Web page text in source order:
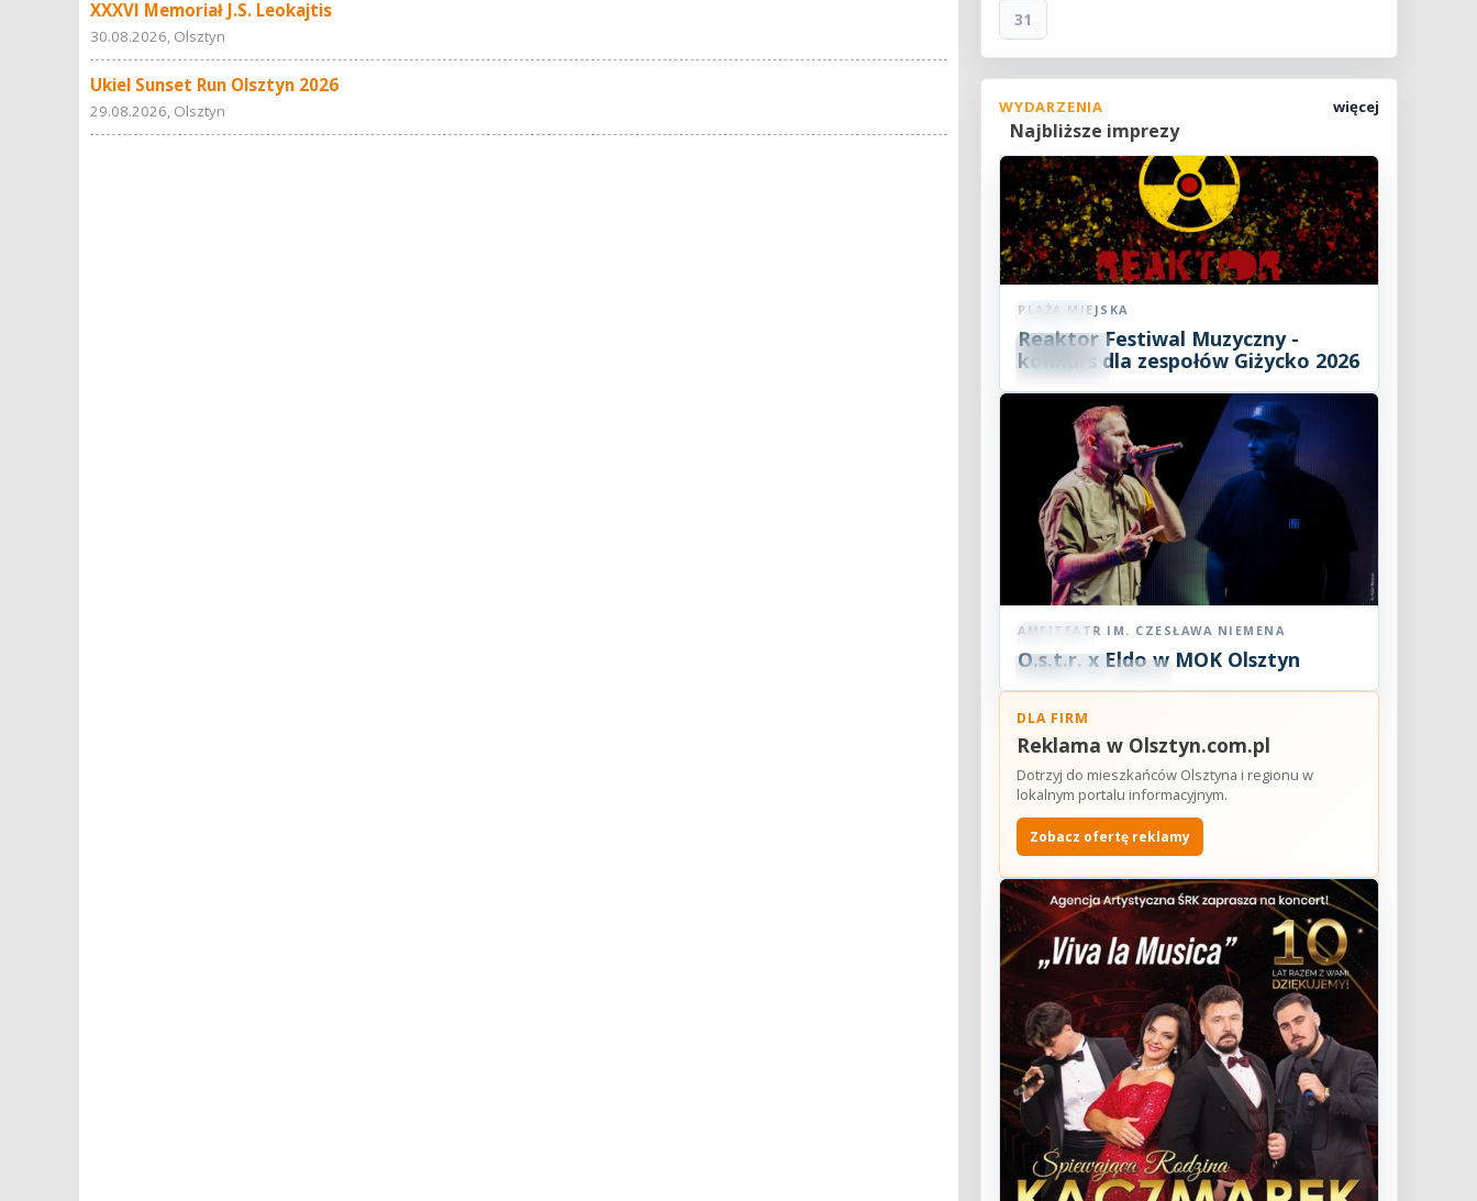
XXXVI Memoriał J.S. Leokajtis
30.08.2026, Olsztyn
Ukiel Sunset Run Olsztyn 2026
29.08.2026, Olsztyn
31
WYDARZENIA
Najbliższe imprezy
więcej
Koncert
07 2026
PLAŻA MIEJSKA
Reaktor Festiwal Muzyczny -
konkurs dla zespołów Giżycko 2026
Koncert
07 2026
AMFITEATR IM. CZESŁAWA NIEMENA
O.s.t.r. x Eldo w MOK Olsztyn
DLA FIRM
Reklama w Olsztyn.com.pl
Dotrzyj do mieszkańców Olsztyna i regionu w
lokalnym portalu informacyjnym.
Zobacz ofertę reklamy